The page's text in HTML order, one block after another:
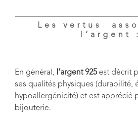
Les vertus
l’argent :
En général, l’argent 925est décrit
ses qualités physiques (durabilité,
hypoallergénicité) et est apprécié
bijouterie.